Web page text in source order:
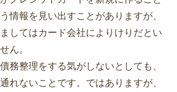
情報を見い出すことがありますが、
してはカード会社によりけりだとい
ん。
務整理をする気がしないとしても、
れないことです。ではありますが、